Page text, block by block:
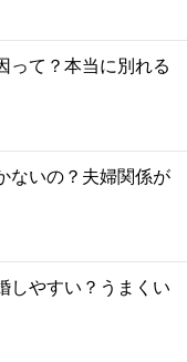
って？本当に別れる
ないの？夫婦関係が
しやすい？うまくい